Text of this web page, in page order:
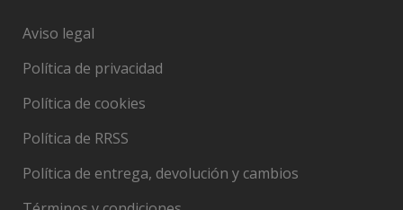
Aviso legal
Política de privacidad
Política de cookies
Política de RRSS
Política de entrega, devolución y cambios